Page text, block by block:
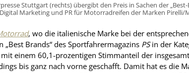
Stuttgart (rechts) übergibt den Preis in Sachen der „Best-
Marketing und PR für Motorradreifen der Marken Pirelli/
, wo die italienische Marke bei der
„Best Brands“ des Sportfahrermagazins PSin der
einem 60,1-prozentigen Stimmanteil der
bis ganz nach vorne geschafft. Damit hat es die